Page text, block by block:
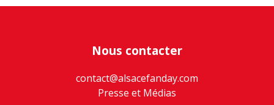
Nous contacter
contact@alsacefanday.com
Presse et Médias